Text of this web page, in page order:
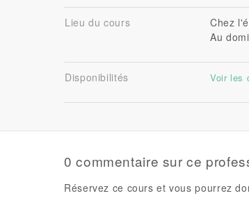
Lieu du cours
Chez
Au
Disponibilités Voir les
0 commentaire sur ce
Réservez ce cours et vous pourrez